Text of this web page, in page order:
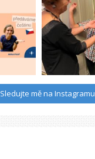
Sledujte mě na Instagramu